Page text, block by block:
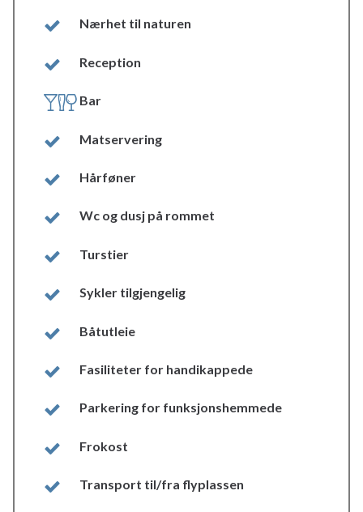
Nærhet til naturen
Reception
Bar
Matservering
Hårføner
Wc og dusj på rommet
Turstier
Sykler tilgjengelig
Båtutleie
Fasiliteter for handikappede
Parkering for funksjonshemmede
Frokost
Transport til/fra flyplassen